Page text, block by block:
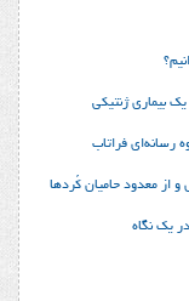
بیماری ژنتیکی
رسانه‌ای فراتاب
از معدود حامیان کُردها
یک نگاه